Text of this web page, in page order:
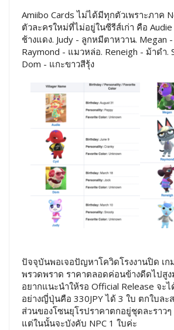
Amiibo Cards ไม่ได้มีทุกตัวเพราะภาค
ตัวละครใหม่ที่ไม่อยู่ในซีรีส์เก่า คือ
ช้างแดง. Judy - ลูกหมีตาหวาน. Megan
Raymond - แมวหล่อ. Reneigh - ม้าดำ.
Dom - แกะขาวสีรุ้ง
ปัจจุบันพอเจอปัญหาโควิดโรงงานปิด เ
พรวดพราด ราคาตลอดค่อนข้างดีดไปสูง
อยากแนะนำให้รอ Official Release จะ
อย่างญี่ปุ่นคือ 330JPY ได้ 3 ใบ ตกใบละ
ส่วนของโซนยุโรปราคาตกอยู่ชุดละราว
แต่ในนั้นจะบังคับ NPC 1 ใบค่ะ